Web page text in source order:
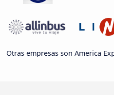
Otras empresas son America